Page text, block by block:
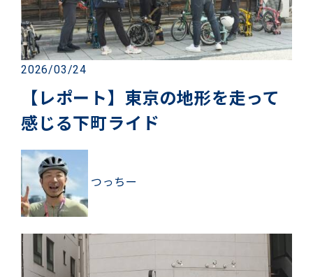
2026/03/24
【レポート】東京の地形を走って
感じる下町ライド
つっちー